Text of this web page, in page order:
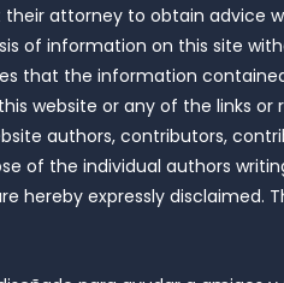
attorney to obtain advice
of information on this site
that the information
website or any of the links
authors, contributors,
of the individual authors
expressly disclaimed.